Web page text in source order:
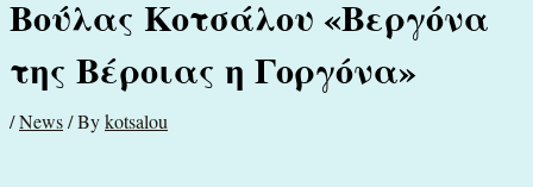
Βούλας Κοτσάλου «Βεργόνα
της Βέροιας η Γοργόνα»
/News/ Bykotsalou